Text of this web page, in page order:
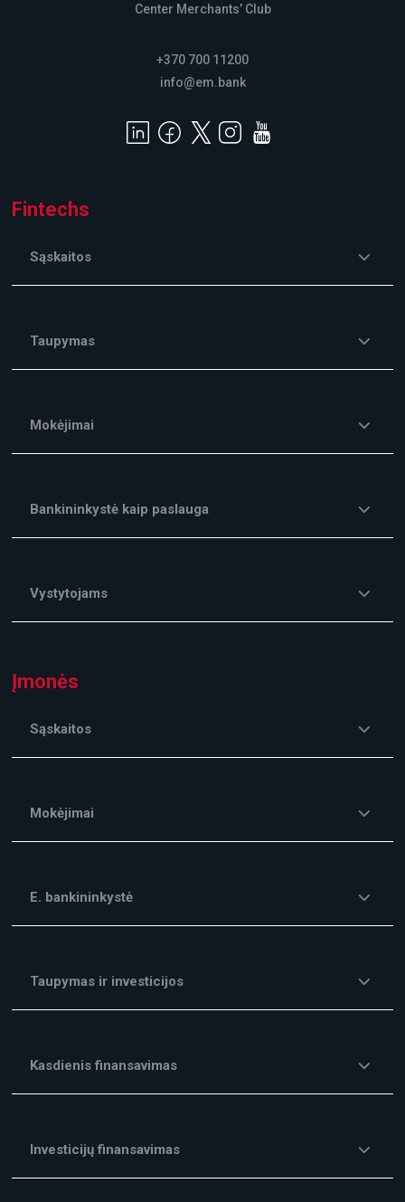
Center Merchants’ Club
+370 700 11200
info@em.bank
Fintechs
Sąskaitos
Taupymas
Mokėjimai
Bankininkystė kaip paslauga
Vystytojams
Įmonės
Sąskaitos
Mokėjimai
E. bankininkystė
Taupymas ir investicijos
Kasdienis finansavimas
Investicijų finansavimas